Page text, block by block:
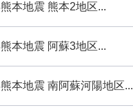
本地震 熊本2地区...
本地震 阿蘇3地区...
本地震 南阿蘇河陽地区...